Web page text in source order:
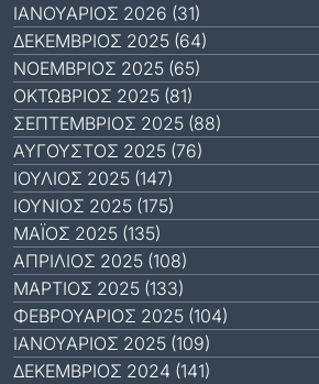
ΙΑΝΟΥΆΡΙΟΣ 2026 (31)
ΔΕΚΈΜΒΡΙΟΣ 2025 (64)
ΝΟΈΜΒΡΙΟΣ 2025 (65)
ΟΚΤΏΒΡΙΟΣ 2025 (81)
ΣΕΠΤΈΜΒΡΙΟΣ 2025 (88)
ΑΎΓΟΥΣΤΟΣ 2025 (76)
ΙΟΎΛΙΟΣ 2025 (147)
ΙΟΎΝΙΟΣ 2025 (175)
ΜΆΙΟΣ 2025 (135)
ΑΠΡΊΛΙΟΣ 2025 (108)
ΜΆΡΤΙΟΣ 2025 (133)
ΦΕΒΡΟΥΆΡΙΟΣ 2025 (104)
ΙΑΝΟΥΆΡΙΟΣ 2025 (109)
ΔΕΚΈΜΒΡΙΟΣ 2024 (141)